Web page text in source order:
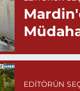
EDITÖRÜN